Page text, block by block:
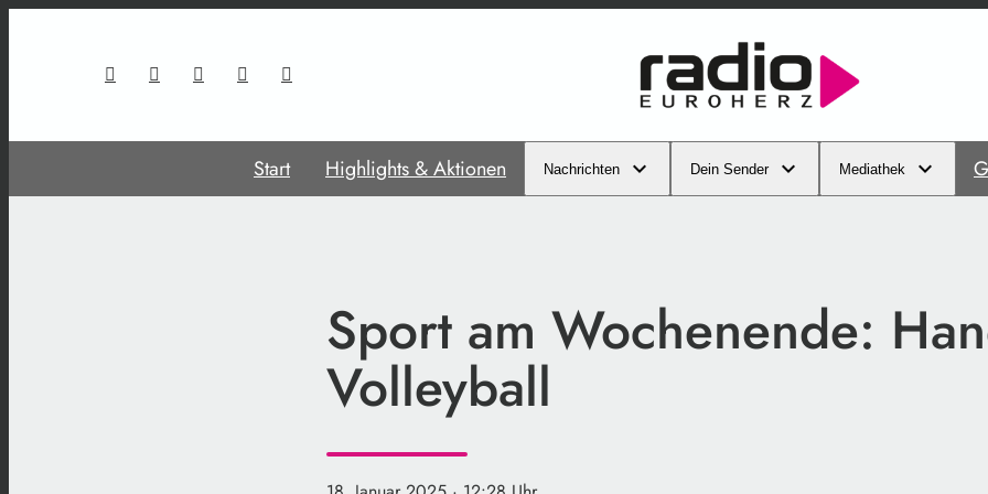
Start Highlights & Aktionen Nachrichten Dein Sender Mediathek
Sport am Wochenende:
Volleyball